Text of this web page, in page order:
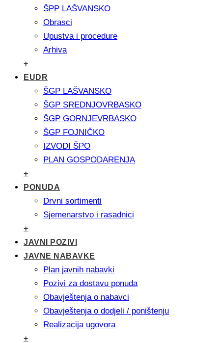
ŠPP LAŠVANSKO
Obrasci
Upustva i procedure
Arhiva
+
EUDR
ŠGP LAŠVANSKO
ŠGP SREDNJOVRBASKO
ŠGP GORNJEVRBASKO
ŠGP FOJNIČKO
IZVODI ŠPO
PLAN GOSPODARENJA
+
PONUDA
Drvni sortimenti
Sjemenarstvo i rasadnici
+
JAVNI POZIVI
JAVNE NABAVKE
Plan javnih nabavki
Pozivi za dostavu ponuda
Obavještenja o nabavci
Obavještenja o dodjeli / poništenju
Realizacija ugovora
+